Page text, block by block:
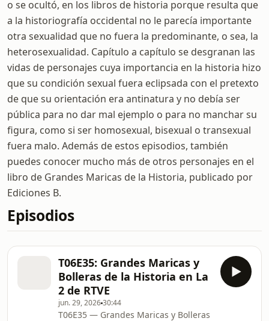
o se ocultó, en los libros de historia porque resulta que
a la historiografía occidental no le parecía importante
otra sexualidad que no fuera la predominante, o sea, la
heterosexualidad. Capítulo a capítulo se desgranan las
vidas de personajes cuya importancia en la historia hizo
que su condición sexual fuera eclipsada con el pretexto
de que su orientación era antinatura y no debía ser
pública para no dar mal ejemplo o para no manchar su
figura, como si ser homosexual, bisexual o transexual
fuera malo. Además de estos episodios, también
puedes conocer mucho más de otros personajes en el
libro de Grandes Maricas de la Historia, publicado por
Ediciones B.
Episodios
T06E35: Grandes Maricas y
Bolleras de la Historia en La
2 de RTVE
jun. 29, 202630:44
T06E35 — Grandes Maricas y Bolleras